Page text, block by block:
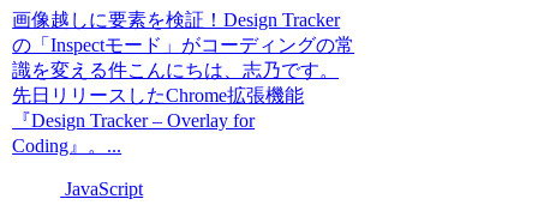
画像越しに要素を検証！Design Tracker
の「Inspectモード」がコーディングの常
識を変える件こんにちは、志乃です。
先日リリースしたChrome拡張機能
『Design Tracker – Overlay for
Coding』。...
JavaScript